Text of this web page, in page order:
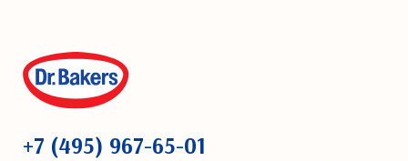
+7 (495) 967-65-01